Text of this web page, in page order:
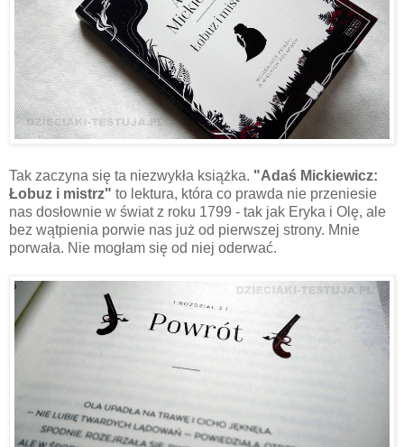
Tak zaczyna się ta niezwykła książka. "Adaś Mickiewicz:
Łobuz i mistrz" to lektura, która co prawda nie przeniesie
nas dosłownie w świat z roku 1799 - tak jak Eryka i Olę, ale
bez wątpienia porwie nas już od pierwszej strony. Mnie
porwała. Nie mogłam się od niej oderwać.